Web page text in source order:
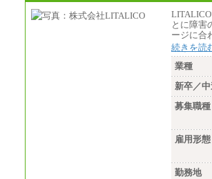
とに障害
ージに合
続きを読
業種
新卒／
募集職種
雇用形態
勤務地